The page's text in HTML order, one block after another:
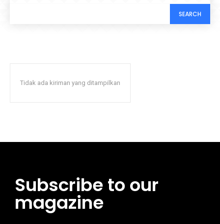
SEARCH
Tidak ada kiriman yang ditampilkan
Subscribe to our
magazine